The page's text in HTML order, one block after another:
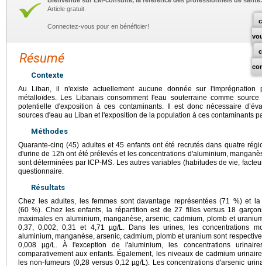
Article gratuit.
Connectez-vous pour en bénéficier!
Résumé
Contexte
Au Liban, il n'existe actuellement aucune donnée sur l'imprégnation
métalloïdes. Les Libanais consomment l'eau souterraine comme
potentielle d'exposition à ces contaminants. Il est donc nécessaire
sources d'eau au Liban et l'exposition de la population à ces contaminants
Méthodes
Quarante-cinq (45) adultes et 45 enfants ont été recrutés dans quatre
d'urine de 12h ont été prélevés et les concentrations d'aluminium,
sont déterminées par ICP-MS. Les autres variables (habitudes de vie,
questionnaire.
Résultats
Chez les adultes, les femmes sont davantage représentées (71 %) et
(60 %). Chez les enfants, la répartition est de 27 filles versus 18
maximales en aluminium, manganèse, arsenic, cadmium, plomb et
0,37, 0,002, 0,31 et 4,71 µg/L. Dans les urines, les concentrations
aluminium, manganèse, arsenic, cadmium, plomb et uranium sont
0,008 µg/L. À l'exception de l'aluminium, les concentrations
comparativement aux enfants. Également, les niveaux de cadmium
les non-fumeurs (0,28 versus 0,12 µg/L). Les concentrations d'arsenic